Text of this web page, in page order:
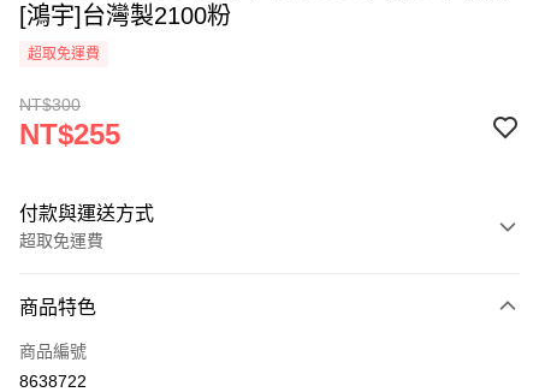
[鴻宇]台灣製2100粉
超取免運費
NT$300
NT$255
付款與運送方式
超取免運費
信用卡一次付款
超商取貨付款
商品特色
商品編號
8638722